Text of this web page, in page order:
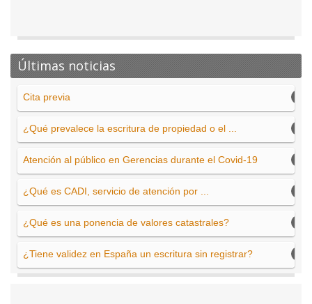
Últimas noticias
Cita previa
¿Qué prevalece la escritura de propiedad o el ...
Atención al público en Gerencias durante el Covid-19
¿Qué es CADI, servicio de atención por ...
¿Qué es una ponencia de valores catastrales?
¿Tiene validez en España un escritura sin registrar?